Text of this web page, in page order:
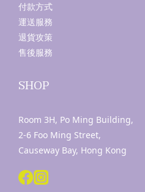
付款方式
運送服務
退貨攻策
售後服務
SHOP
Room 3H, Po Ming Building,
2-6 Foo Ming Street,
Causeway Bay, Hong Kong